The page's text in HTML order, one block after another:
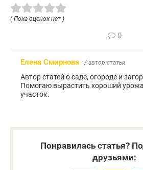
( Пока оценок нет )
0
Елена Смирнова / автор статьи
Автор статей о саде, огороде и
Помогаю вырастить хороший
участок.
Понравилась статья?
друзьями: